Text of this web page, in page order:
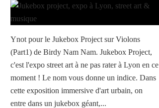
Ynot pour le Jukebox Project sur Violons
(Part1) de Birdy Nam Nam. Jukebox Project,
c'est l'expo street art à ne pas rater à Lyon en ce
moment ! Le nom vous donne un indice. Dans
cette exposition immersive d'art urbain, on
entre dans un jukebox géant,...